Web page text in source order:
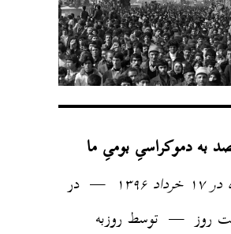
به دموکراسیِ بومیِ ما
۱۳۹۶
در
روز
توسط روزبه